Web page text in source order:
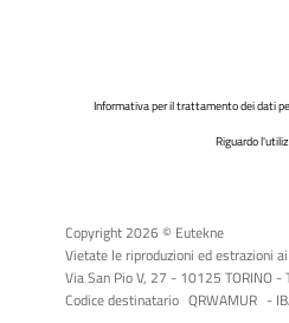
Informativa per il trattamento dei dati
Riguardo
Copyright 2026 © Eutekne
Vietate le riproduzioni ed estrazioni
Via San Pio V, 27 - 10125 TORINO
Codice destinatario QRWAMUR -